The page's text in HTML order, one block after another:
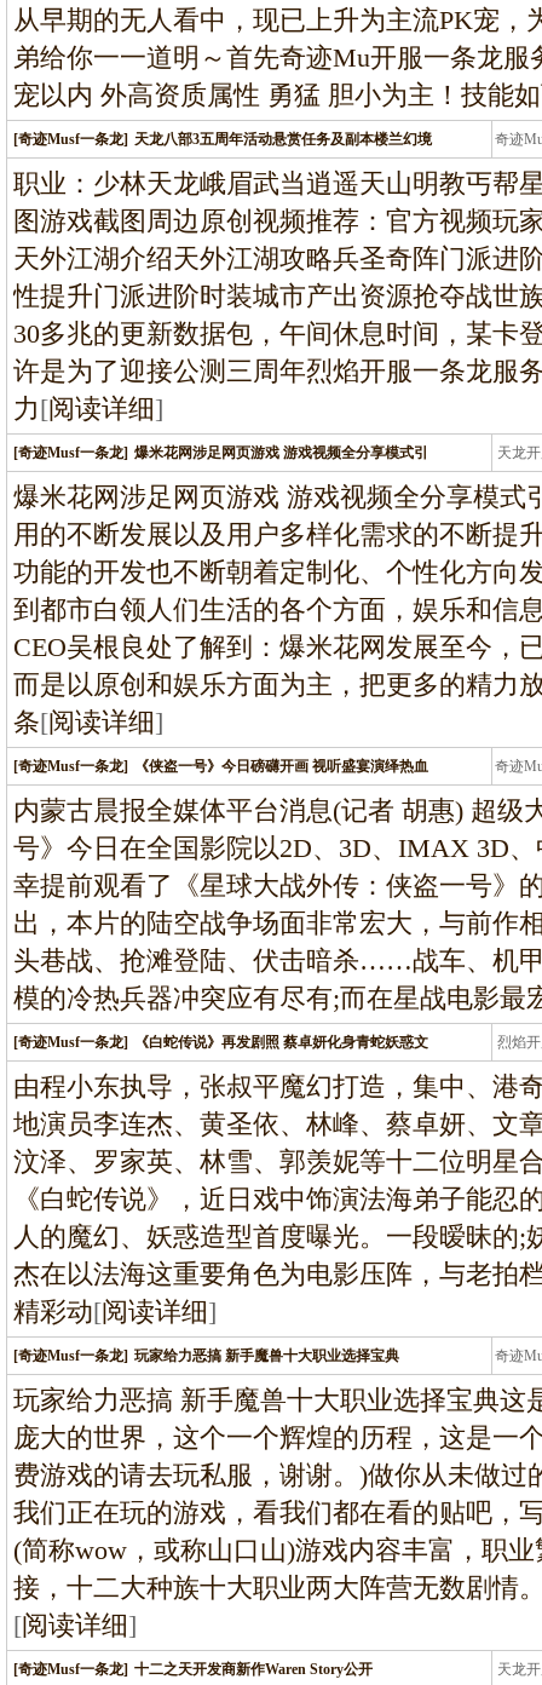
从早期的无人看中，现已上升为主流PK宠，
弟给你一一道明～首先奇迹Mu开服一条龙
宠以内 外高资质属性 勇猛 胆小为主！技能
[奇迹Musf一条龙] 天龙八部3五周年活动悬赏任务及副本楼兰幻境 奇迹
条
职业：少林天龙峨眉武当逍遥天山明教丐帮
图游戏截图周边原创视频推荐：官方视频玩
天外江湖介绍天外江湖攻略兵圣奇阵门派进
性提升门派进阶时装城市产出资源抢夺战世
30多兆的更新数据包，午间休息时间，某卡
许是为了迎接公测三周年烈焰开服一条龙服
力[阅读详细]
[奇迹Musf一条龙] 爆米花网涉足网页游戏 游戏视频全分享模式引 天龙
龙
爆米花网涉足网页游戏 游戏视频全分享模式
用的不断发展以及用户多样化需求的不断提
功能的开发也不断朝着定制化、个性化方向
到都市白领人们生活的各个方面，娱乐和信
CEO吴根良处了解到：爆米花网发展至今，
而是以原创和娱乐方面为主，把更多的精力
条[阅读详细]
[奇迹Musf一条龙] 《侠盗一号》今日磅礴开画 视听盛宴演绎热血 奇迹
条
内蒙古晨报全媒体平台消息(记者 胡惠) 超级
号》今日在全国影院以2D、3D、IMAX 3D
幸提前观看了《星球大战外传：侠盗一号》
出，本片的陆空战争场面非常宏大，与前作
头巷战、抢滩登陆、伏击暗杀……战车、机
模的冷热兵器冲突应有尽有;而在星战电影最
[奇迹Musf一条龙] 《白蛇传说》再发剧照 蔡卓妍化身青蛇妖惑文 烈焰
龙
由程小东执导，张叔平魔幻打造，集中、港
地演员李连杰、黄圣依、林峰、蔡卓妍、文
汶泽、罗家英、林雪、郭羡妮等十二位明星
《白蛇传说》，近日戏中饰演法海弟子能忍
人的魔幻、妖惑造型首度曝光。一段暧昧的;
杰在以法海这重要角色为电影压阵，与老拍
精彩动[阅读详细]
[奇迹Musf一条龙] 玩家给力恶搞 新手魔兽十大职业选择宝典 奇迹
条
玩家给力恶搞 新手魔兽十大职业选择宝典这
庞大的世界，这个一个辉煌的历程，这是一
费游戏的请去玩私服，谢谢。)做你从未做过
我们正在玩的游戏，看我们都在看的贴吧，
(简称wow，或称山口山)游戏内容丰富，职
接，十二大种族十大职业两大阵营无数剧情
[阅读详细]
[奇迹Musf一条龙] 十二之天开发商新作Waren Story公开 天龙